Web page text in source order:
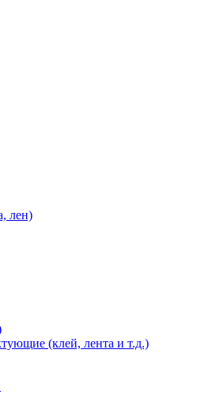
лен)
(клей, лента и т.д.)